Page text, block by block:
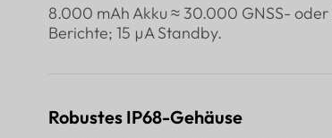
8.000 mAh Akku ≈ 30.000 GNSS-
Berichte; 15 µA Standby.
Robustes IP68-Gehäuse